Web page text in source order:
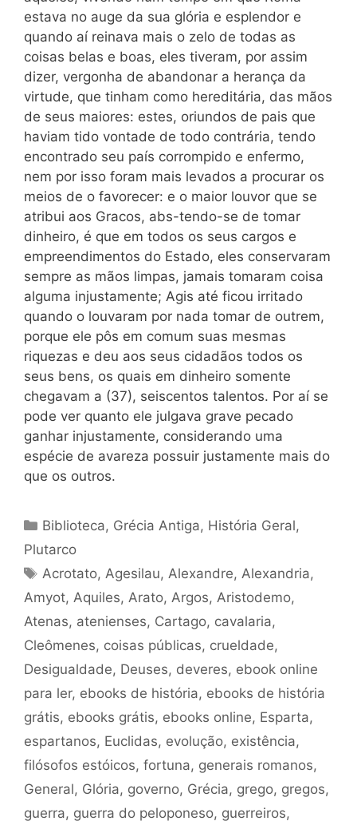
estava no auge da sua glória e esplendor e
quando aí reinava mais o zelo de todas as
coisas belas e boas, eles tiveram, por assim
dizer, vergonha de abandonar a herança da
virtude, que tinham como hereditária, das mãos
de seus maiores: estes, oriundos de pais que
haviam tido vontade de todo contrária, tendo
encontrado seu país corrompido e enfermo,
nem por isso foram mais levados a procurar os
meios de o favorecer: e o maior louvor que se
atribui aos Gracos, abs-tendo-se de tomar
dinheiro, é que em todos os seus cargos e
empreendimentos do Estado, eles conservaram
sempre as mãos limpas, jamais tomaram coisa
alguma injustamente; Agis até ficou irritado
quando o louvaram por nada tomar de outrem,
porque ele pôs em comum suas mesmas
riquezas e deu aos seus cidadãos todos os
seus bens, os quais em dinheiro somente
chegavam a (37), seiscentos talentos. Por aí se
pode ver quanto ele julgava grave pecado
ganhar injustamente, considerando uma
espécie de avareza possuir justamente mais do
que os outros.
Categorias
Biblioteca, Grécia Antiga, História Geral,
Plutarco
Tags
Acrotato,Agesilau,Alexandre,Alexandria,
Amyot, Aquiles, Arato, Argos, Aristodemo,
Atenas, atenienses, Cartago, cavalaria,
Cleômenes, coisas públicas, crueldade,
Desigualdade, Deuses, deveres, ebook online
para ler, ebooks de história, ebooks de história
grátis, ebooks grátis, ebooks online, Esparta,
espartanos, Euclidas, evolução, existência,
filósofos estóicos, fortuna, generais romanos,
General, Glória, governo, Grécia, grego, gregos,
guerra, guerra do peloponeso, guerreiros,